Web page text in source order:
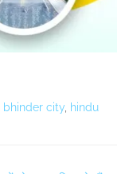
bhinder city, hindu